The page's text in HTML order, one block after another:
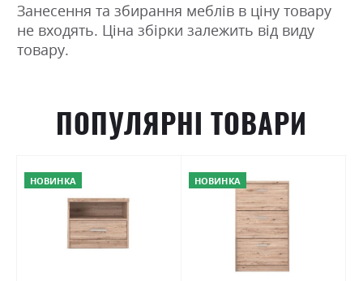
Занесення та збирання меблів в ціну товару
не входять. Ціна збірки залежить від виду
товару.
ПОПУЛЯРНІ ТОВАРИ
НОВИНКА НОВИНКА